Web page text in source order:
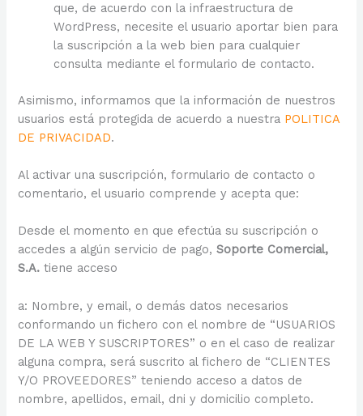
que, de acuerdo con la infraestructura de
WordPress, necesite el usuario aportar bien para
la suscripción a la web bien para cualquier
consulta mediante el formulario de contacto.
Asimismo, informamos que la información de nuestros
usuarios está protegida de acuerdo a nuestra POLITICA
DE PRIVACIDAD.
Al activar una suscripción, formulario de contacto o
comentario, el usuario comprende y acepta que:
Desde el momento en que efectúa su suscripción o
accedes a algún servicio de pago,Soporte Comercial,
S.A. tiene acceso
a: Nombre, y email, o demás datos necesarios
conformando un fichero con el nombre de “USUARIOS
DE LA WEB Y SUSCRIPTORES” o en el caso de realizar
alguna compra, será suscrito al fichero de “CLIENTES
Y/O PROVEEDORES” teniendo acceso a datos de
nombre, apellidos, email, dni y domicilio completo.